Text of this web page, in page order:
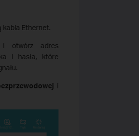
kabla Ethernet.
i otwórz adres
i hasła, które
i